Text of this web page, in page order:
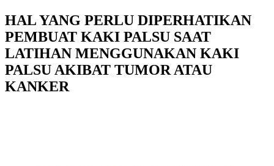
HAL YANG PERLU DIPERHATIKAN
PEMBUAT KAKI PALSU SAAT
LATIHAN MENGGUNAKAN KAKI
PALSU AKIBAT TUMOR ATAU
KANKER